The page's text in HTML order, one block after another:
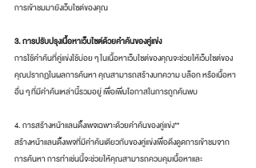
การเข้าชมมายังเว็บไซต์ของคุณ
3. การปรับปรุงเนื้อหาเว็บไซต์ด้วยคำค้นของคู่แข่ง
การใช้คำค้นที่คู่แข่งใช้บ่อย ๆ ในเนื้อหาเว็บไซต์ของคุณจะช่วยให้เว็บไซต์ของ
คุณปรากฏในผลการค้นหา คุณสามารถสร้างบทความ บล็อก หรือเนื้อหา
อื่น ๆ ที่มีคำค้นเหล่านี้รวมอยู่ เพื่อเพิ่มโอกาสในการถูกค้นพบ
4. การสร้างหน้าแลนดิ้งเพจเฉพาะด้วยคำค้นของคู่แข่ง**
สร้างหน้าแลนดิ้งเพจที่มีคำค้นเดียวกับของคู่แข่งเพื่อดึงดูดการเข้าชมจาก
การค้นหา การทำเช่นนี้จะช่วยให้คุณสามารถควบคุมเนื้อหาและ